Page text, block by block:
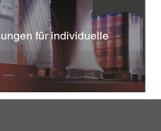
für individuelle